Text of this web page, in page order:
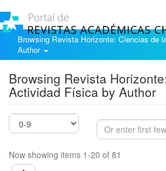
Browsing Revista Horizonte: Ciencias de
Author
Browsing Revista
Actividad Física by Author
Now showing items 1-20 of 81